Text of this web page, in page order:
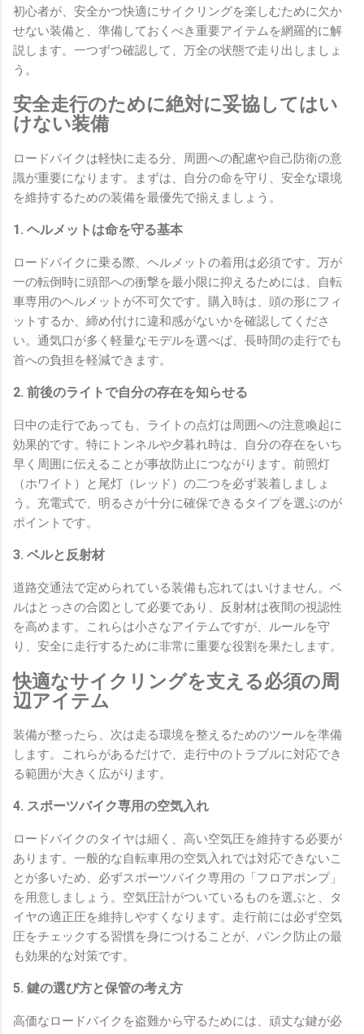
初心者が、安全かつ快適にサイクリングを楽しむために欠か
せない装備と、準備しておくべき重要アイテムを網羅的に解
説します。一つずつ確認して、万全の状態で走り出しましょ
う。
安全走行のために絶対に妥協してはい
けない装備
ロードバイクは軽快に走る分、周囲への配慮や自己防衛の意
識が重要になります。まずは、自分の命を守り、安全な環境
を維持するための装備を最優先で揃えましょう。
1. ヘルメットは命を守る基本
ロードバイクに乗る際、ヘルメットの着用は必須です。万が
一の転倒時に頭部への衝撃を最小限に抑えるためには、自転
車専用のヘルメットが不可欠です。購入時は、頭の形にフィ
ットするか、締め付けに違和感がないかを確認してくださ
い。通気口が多く軽量なモデルを選べば、長時間の走行でも
首への負担を軽減できます。
2. 前後のライトで自分の存在を知らせる
日中の走行であっても、ライトの点灯は周囲への注意喚起に
効果的です。特にトンネルや夕暮れ時は、自分の存在をいち
早く周囲に伝えることが事故防止につながります。前照灯
（ホワイト）と尾灯（レッド）の二つを必ず装着しましょ
う。充電式で、明るさが十分に確保できるタイプを選ぶのが
ポイントです。
3. ベルと反射材
道路交通法で定められている装備も忘れてはいけません。ベ
ルはとっさの合図として必要であり、反射材は夜間の視認性
を高めます。これらは小さなアイテムですが、ルールを守
り、安全に走行するために非常に重要な役割を果たします。
快適なサイクリングを支える必須の周
辺アイテム
装備が整ったら、次は走る環境を整えるためのツールを準備
します。これらがあるだけで、走行中のトラブルに対応でき
る範囲が大きく広がります。
4. スポーツバイク専用の空気入れ
ロードバイクのタイヤは細く、高い空気圧を維持する必要が
あります。一般的な自転車用の空気入れでは対応できないこ
とが多いため、必ずスポーツバイク専用の「フロアポンプ」
を用意しましょう。空気圧計がついているものを選ぶと、タ
イヤの適正圧を維持しやすくなります。走行前には必ず空気
圧をチェックする習慣を身につけることが、パンク防止の最
も効果的な対策です。
5. 鍵の選び方と保管の考え方
高価なロードバイクを盗難から守るためには、頑丈な鍵が必